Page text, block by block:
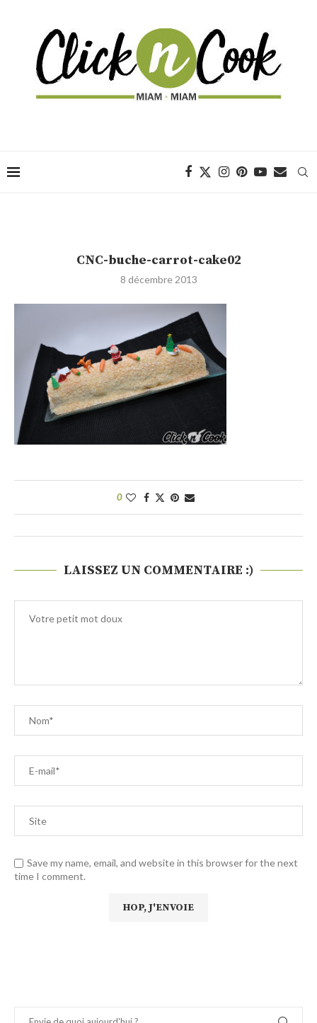
CNC-buche-carrot-cake02
8 décembre 2013
0
LAISSEZ UN COMMENTAIRE :)
Save my name, email, and website in this browser for the next
time I comment.